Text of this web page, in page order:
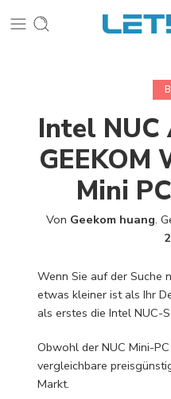
Intel
GEEKOM
Mini
Von Geekom huang.
Wenn Sie auf der Suche
etwas kleiner ist als Ihr
als erstes die Intel NUC-
Obwohl der NUC Mini-
vergleichbare
Markt.